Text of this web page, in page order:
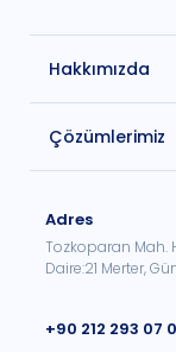
Hakkımızda
Çözümlerimiz
Adres
Tozkoparan Mah.
Daire:21 Merter,
+90 212 293 07